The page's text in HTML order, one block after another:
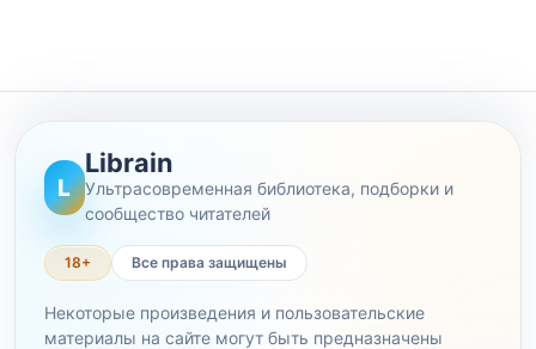
L
Librain
Ультрасовременная библиотека, подборки и
сообщество читателей
18+ Все права защищены
Некоторые произведения и пользовательские
материалы на сайте могут быть предназначены